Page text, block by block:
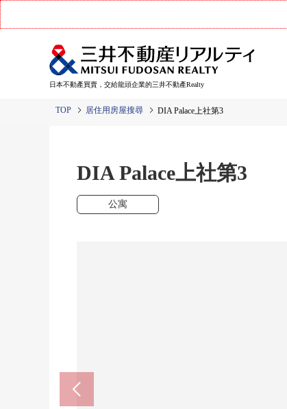
日本不動產買賣，交給龍頭企業的三井不動產Realty
TOP 居住用房屋搜尋 DIA Palace上社第3
DIA Palace上社第3
公寓